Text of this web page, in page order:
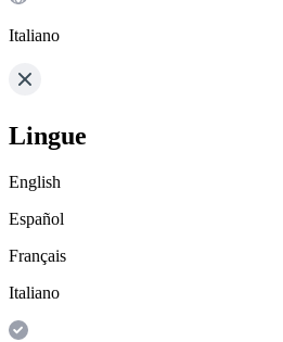
Italiano
Lingue
English
Español
Français
Italiano